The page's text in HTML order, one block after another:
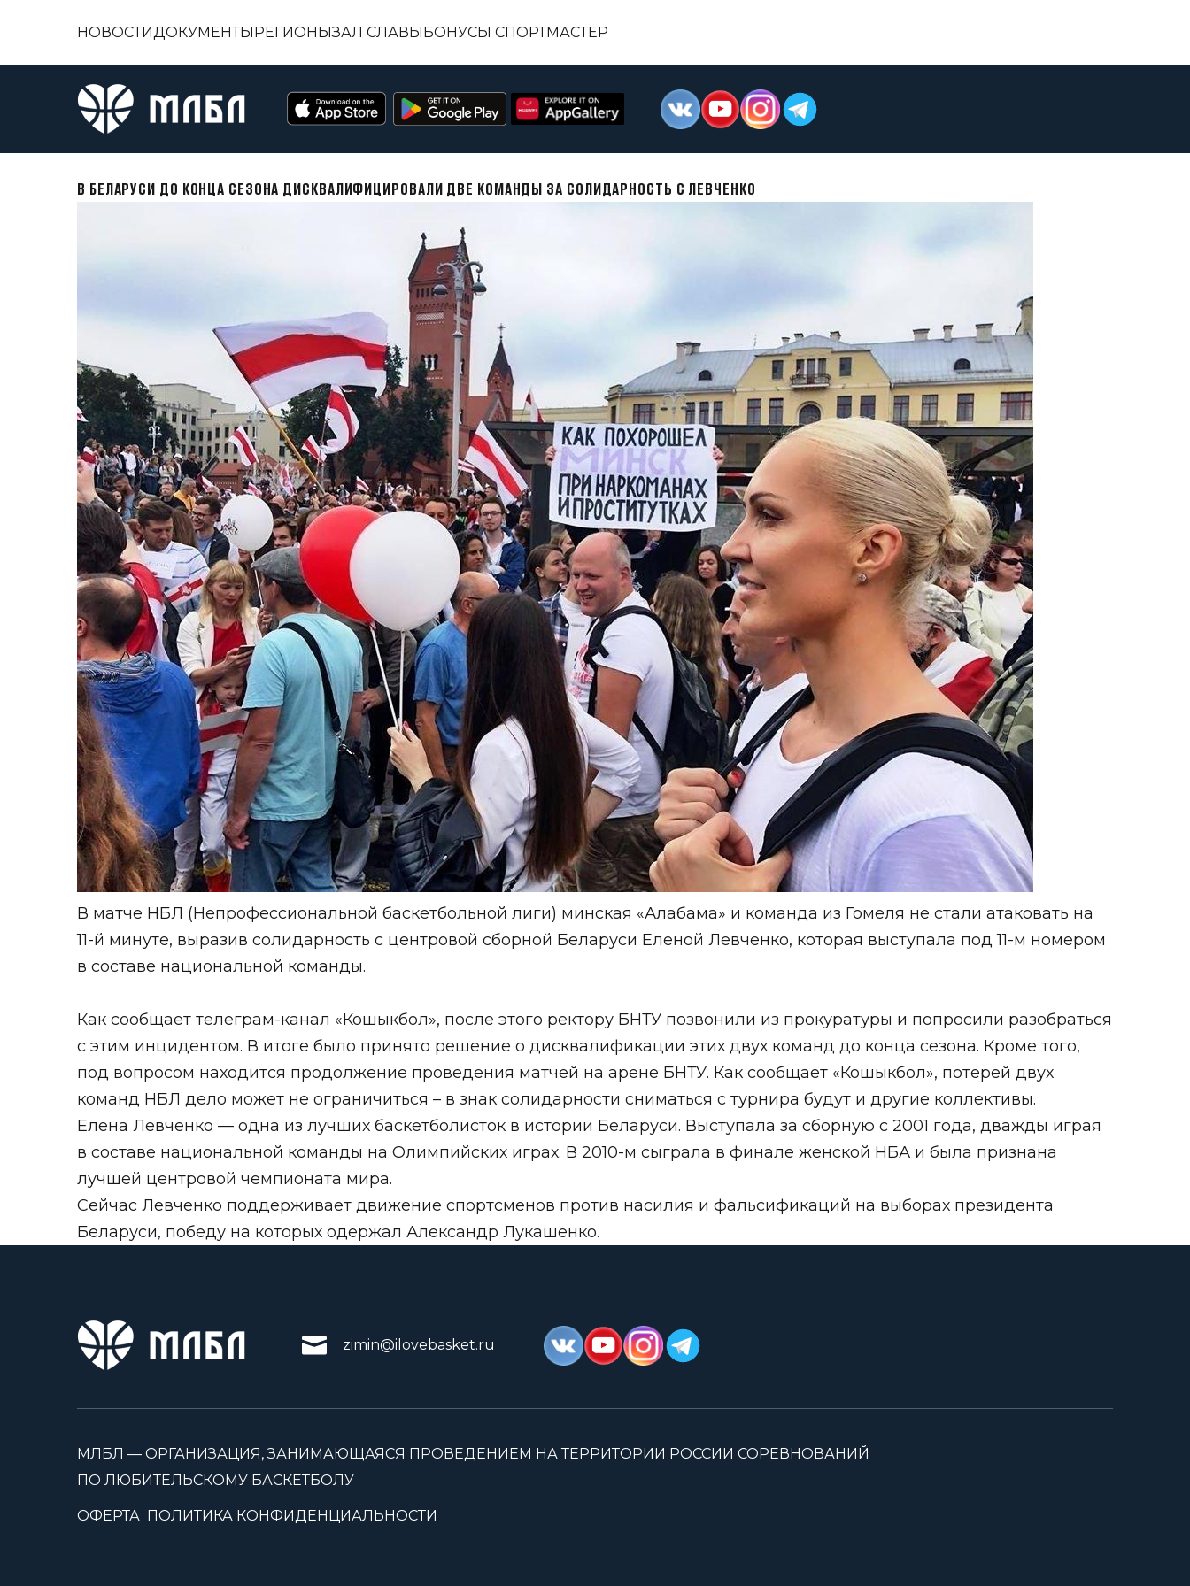
НОВОСТИДОКУМЕНТЫРЕГИОНЫЗАЛ СЛАВЫБОНУСЫ СПОРТМАСТЕР
В БЕЛАРУСИ ДО КОНЦА СЕЗОНА ДИСКВАЛИФИЦИРОВАЛИ ДВЕ КОМАНДЫ ЗА СОЛИДАРНОСТЬ С ЛЕВЧЕНКО
В матче НБЛ (Непрофессиональной баскетбольной лиги) минская «Алабама» и команда из Гомеля не стали атаковать на
11-й минуте, выразив солидарность с центровой сборной Беларуси Еленой Левченко, которая выступала под 11-м номером
в составе национальной команды.
Как сообщает телеграм-канал «Кошыкбол», после этого ректору БНТУ позвонили из прокуратуры и попросили разобраться
с этим инцидентом. В итоге было принято решение о дисквалификации этих двух команд до конца сезона. Кроме того,
под вопросом находится продолжение проведения матчей на арене БНТУ. Как сообщает «Кошыкбол», потерей двух
команд НБЛ дело может не ограничиться – в знак солидарности сниматься с турнира будут и другие коллективы.
Елена Левченко — одна из лучших баскетболисток в истории Беларуси. Выступала за сборную с 2001 года, дважды играя
в составе национальной команды на Олимпийских играх. В 2010-м сыграла в финале женской НБА и была признана
лучшей центровой чемпионата мира.
Сейчас Левченко поддерживает движение спортсменов против насилия и фальсификаций на выборах президента
Беларуси, победу на которых одержал Александр Лукашенко.
zimin@ilovebasket.ru
МЛБЛ — ОРГАНИЗАЦИЯ, ЗАНИМАЮЩАЯСЯ ПРОВЕДЕНИЕМ НА ТЕРРИТОРИИ РОССИИ СОРЕВНОВАНИЙ
ПО ЛЮБИТЕЛЬСКОМУ БАСКЕТБОЛУ
ОФЕРТА ПОЛИТИКА КОНФИДЕНЦИАЛЬНОСТИ